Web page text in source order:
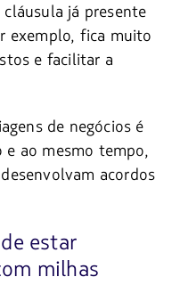
cláusula já presente
exemplo, fica muito
e facilitar a
de negócios é
ao mesmo tempo,
acordos
estar
milhas